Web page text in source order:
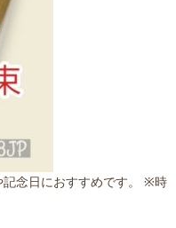
念日におすすめです。 ※時